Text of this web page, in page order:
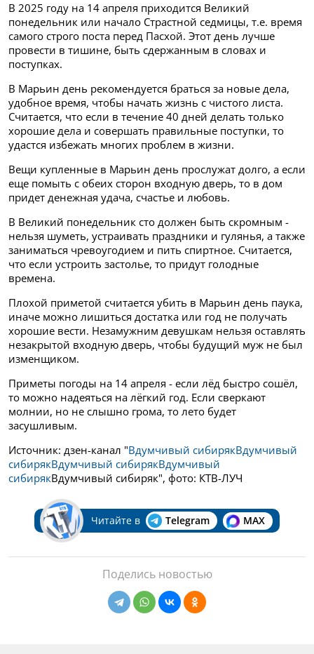
В 2025 году на 14 апреля приходится Великий
понедельник или начало Страстной седмицы, т.е. время
самого строго поста перед Пасхой. Этот день лучше
провести в тишине, быть сдержанным в словах и
поступках.
В Марьин день рекомендуется браться за новые дела,
удобное время, чтобы начать жизнь с чистого листа.
Считается, что если в течение 40 дней делать только
хорошие дела и совершать правильные поступки, то
удастся избежать многих проблем в жизни.
Вещи купленные в Марьин день прослужат долго, а если
еще помыть с обеих сторон входную дверь, то в дом
придет денежная удача, счастье и любовь.
В Великий понедельник сто должен быть скромным -
нельзя шуметь, устраивать праздники и гулянья, а также
заниматься чревоугодием и пить спиртное. Считается,
что если устроить застолье, то придут голодные
времена.
Плохой приметой считается убить в Марьин день паука,
иначе можно лишиться достатка или год не получать
хорошие вести. Незамужним девушкам нельзя оставлять
незакрытой входную дверь, чтобы будущий муж не был
изменщиком.
Приметы погоды на 14 апреля - если лёд быстро сошёл,
то можно надеяться на лёгкий год. Если сверкают
молнии, но не слышно грома, то лето будет
засушливым.
Источник: дзен-канал "Вдумчивый сибирякВдумчивый
сибирякВдумчивый сибирякВдумчивый
сибирякВдумчивый сибиряк", фото: КТВ-ЛУЧ
Читайте в Telegram MAX
Поделись новостью